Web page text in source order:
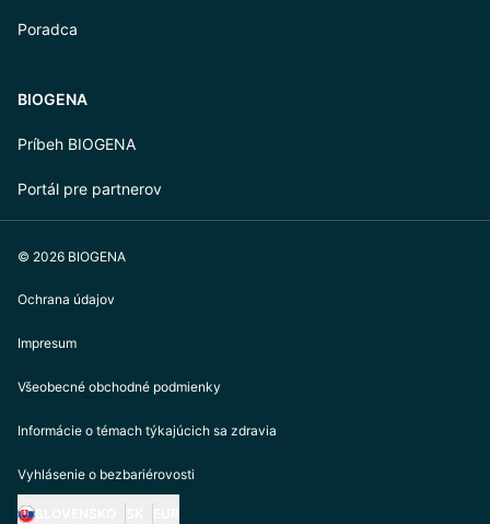
Poradca
BIOGENA
Príbeh BIOGENA
Portál pre partnerov
© 2026 BIOGENA
Ochrana údajov
Impresum
Všeobecné obchodné podmienky
Informácie o témach týkajúcich sa zdravia
Vyhlásenie o bezbariérovosti